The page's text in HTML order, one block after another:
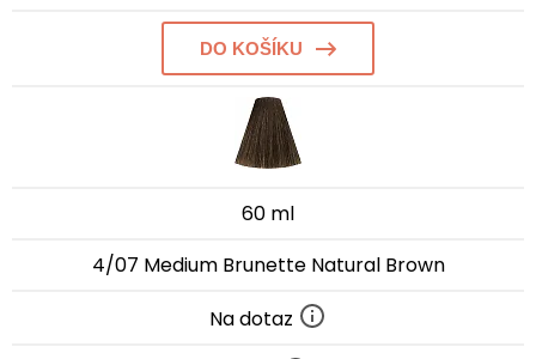
DO KOŠÍKU
60 ml
4/07 Medium Brunette Natural Brown
Na dotaz